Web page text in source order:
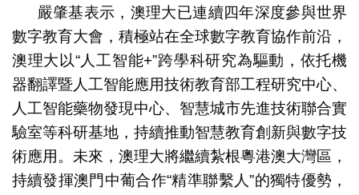
嚴肇基表示，澳理大已連續四年深度參與世界
數字教育大會，積極站在全球數字教育協作前沿，
澳理大以“人工智能+”跨學科研究為驅動，依托機
器翻譯暨人工智能應用技術教育部工程研究中心、
人工智能藥物發現中心、智慧城市先進技術聯合實
驗室等科研基地，持續推動智慧教育創新與數字技
術應用。未來，澳理大將繼續紮根粵港澳大灣區，
持續發揮澳門中葡合作“精準聯繫人”的獨特優勢，